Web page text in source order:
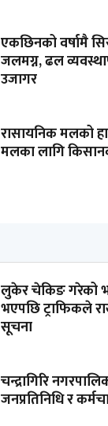
एकछिनको वर्षामै
जलमग्न, ढल
उजागर
रासायनिक मलको
मलका लागि
लुकेर चेकिङ गरेको
भएपछि ट्राफिकले
सूचना
चन्द्रागिरि
जनप्रतिनिधि र